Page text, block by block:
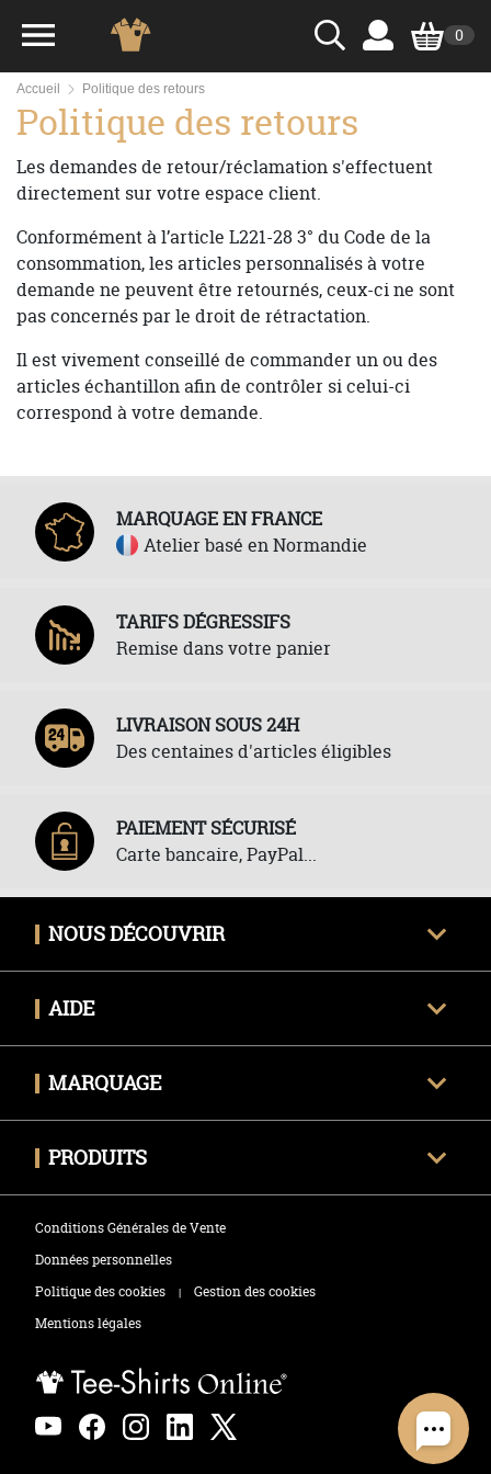
0
Accueil Politique des retours
Politique des retours
Les demandes de retour/réclamation s'effectuent
directement sur votre espace client.
Conformément à l’article L221-28 3° du Code de la
consommation, les articles personnalisés à votre
demande ne peuvent être retournés, ceux-ci ne sont
pas concernés par le droit de rétractation.
Il est vivement conseillé de commander un ou des
articles échantillon afin de contrôler si celui-ci
correspond à votre demande.
MARQUAGE EN FRANCE
Atelier basé en Normandie
TARIFS DÉGRESSIFS
Remise dans votre panier
LIVRAISON SOUS 24H
Des centaines d'articles éligibles
PAIEMENT SÉCURISÉ
Carte bancaire, PayPal...
NOUS DÉCOUVRIR
Nous contacter
AIDE
Politique des retours
MARQUAGE
Zones de marquage
PRODUITS
Polos
Sweats
Conditions Générales de Vente
Données personnelles
Politique des cookies
|
Gestion des cookies
Mentions légales